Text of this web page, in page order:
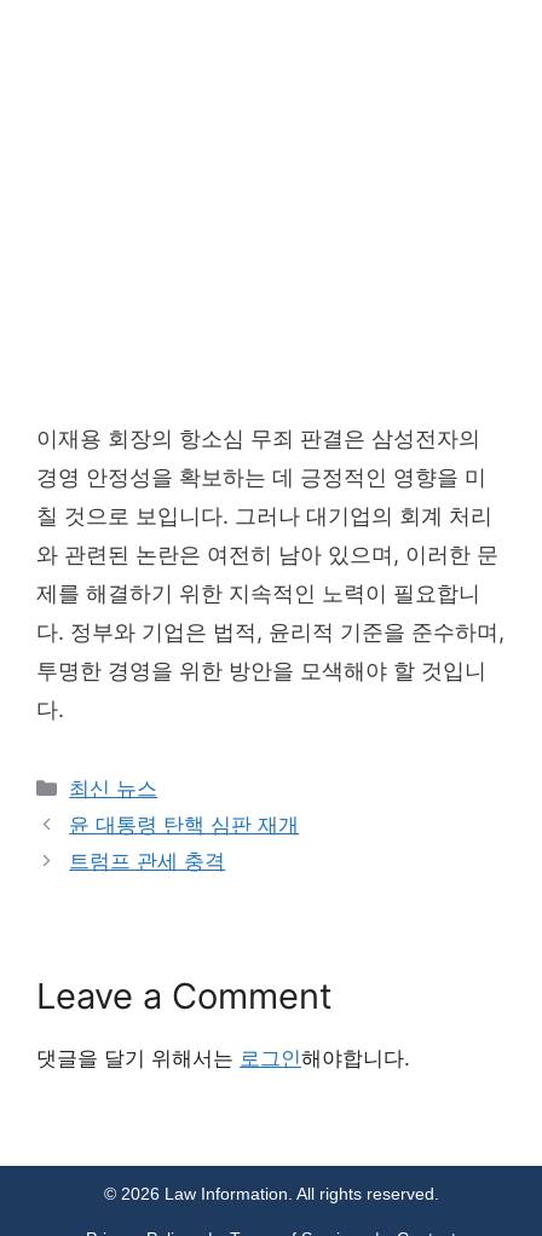
이재용 회장의 항소심 무죄 판결은 삼성전자의
경영 안정성을 확보하는 데 긍정적인 영향을 미
칠 것으로 보입니다. 그러나 대기업의 회계 처리
와 관련된 논란은 여전히 남아 있으며, 이러한 문
제를 해결하기 위한 지속적인 노력이 필요합니
다. 정부와 기업은 법적, 윤리적 기준을 준수하며,
투명한 경영을 위한 방안을 모색해야 할 것입니
다.
Categories
최신 뉴스
윤 대통령 탄핵 심판 재개
트럼프 관세 충격
Leave a Comment
댓글을 달기 위해서는 로그인해야합니다.
© 2026 Law Information. All rights reserved.